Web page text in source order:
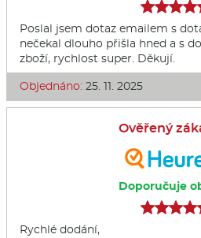
Poslal jsem dotaz emailem s
nečekal dlouho přišla hned a s
zboží, rychlost super. Děkují.
Objednáno: 25. 11. 2025
Ověřený
Doporučuje
Rychlé dodání,